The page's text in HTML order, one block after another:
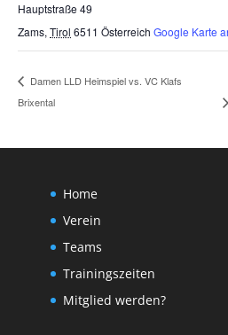
Hauptstraße 49
Zams, Tirol 6511 Österreich Google Karte
Damen LLD Heimspiel vs. VC Klafs
Brixental
Home
Verein
Teams
Trainingszeiten
Mitglied werden?